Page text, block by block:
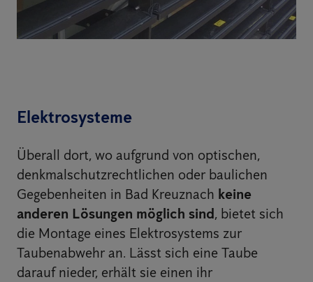
Elektrosysteme
Überall dort, wo aufgrund von optischen,
denkmalschutzrechtlichen oder baulichen
Gegebenheiten in Bad Kreuznach keine
anderen Lösungen möglich sind, bietet sich
die Montage eines Elektrosystems zur
Taubenabwehr an. Lässt sich eine Taube
darauf nieder, erhält sie einen ihr